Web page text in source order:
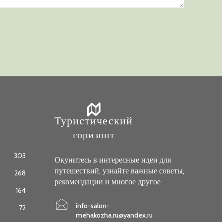
303
268
164
72
Туристический
горизонт
Окунитесь в интересные идеи для
путешествий, узнайте важные советы,
рекомендации и многое другое
info-salon-
mehakozha.ru@yandex.ru